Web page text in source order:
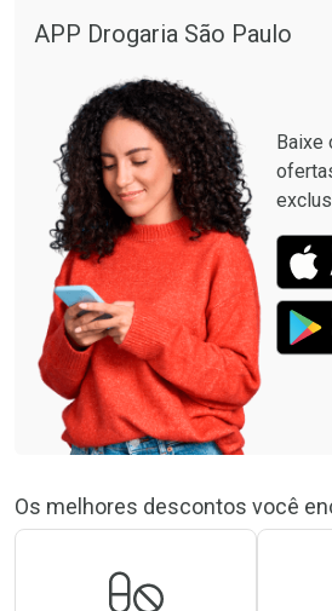
APP Drogaria São Paulo
Baixe
Os melhores descontos você